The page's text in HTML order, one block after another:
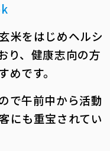
米をはじめヘルシ
り、健康志向の方
です。
で午前中から活動
にも重宝されてい